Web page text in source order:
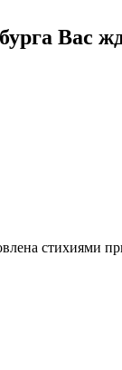
Вас
стихиями